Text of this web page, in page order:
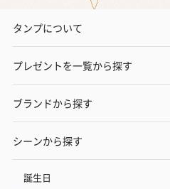
タンプについて
プレゼントを一覧から探す
ブランドから探す
シーンから探す
誕生日